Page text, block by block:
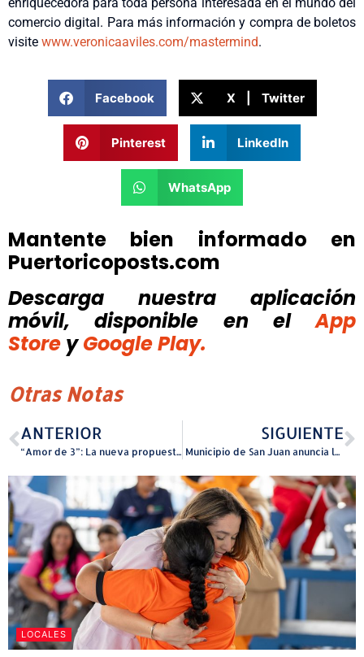
comercio digital. Para más información y compra de boletos
visite www.veronicaaviles.com/mastermind.
Facebook X | Twitter
Pinterest LinkedIn
WhatsApp
Mantente bien informado en
Puertoricoposts.com
Descarga nuestra aplicación
móvil, disponible
en el
App
Store y Google Play.
Otras Notas
ANTERIOR
“Amor de 3”: La nueva propuesta musical de Christian Pagán
SIGUIENTE
Municipio de San Juan anuncia la apertura de la convocatoria de reclutamiento para la Policía Municipal
LOCALES